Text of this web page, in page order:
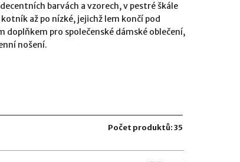
barvách a vzorech, v pestré škále
až po nízké, jejichž lem končí pod
doplňkem pro společenské dámské oblečení,
nošení.
Počet produktů: 35